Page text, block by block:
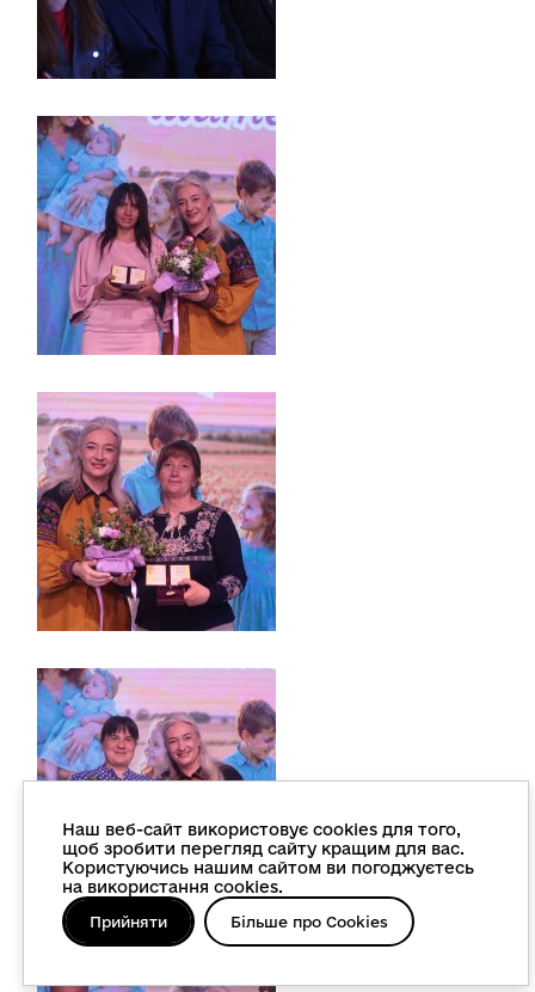
Наш веб-сайт використовує cookies для того,
щоб зробити перегляд сайту кращим для вас.
Користуючись нашим сайтом ви погоджуєтесь
на використання cookies.
Прийняти Більше про Cookies